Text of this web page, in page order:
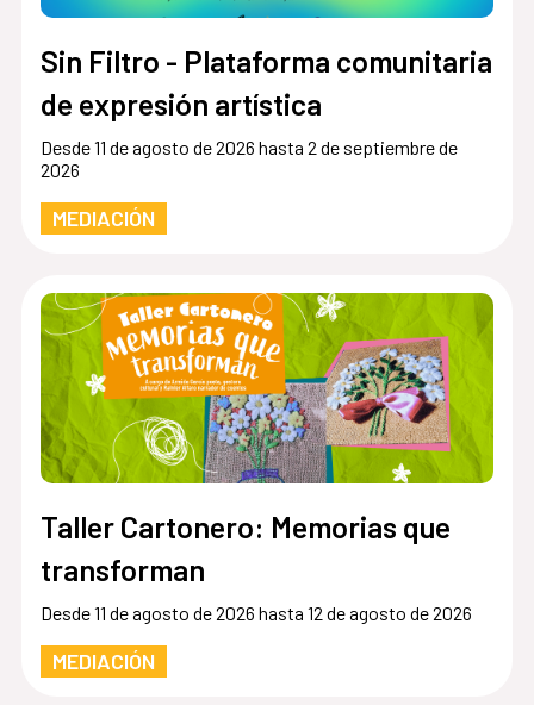
Sin Filtro - Plataforma comunitaria
de expresión artística
Desde 11 de agosto de 2026 hasta 2 de septiembre de
2026
MEDIACIÓN
Taller Cartonero: Memorias que
transforman
Desde 11 de agosto de 2026 hasta 12 de agosto de 2026
MEDIACIÓN